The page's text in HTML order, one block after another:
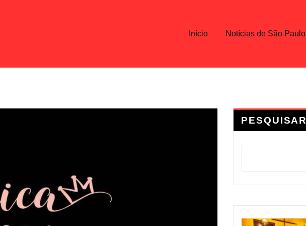
Início Notícias de São Paulo
PESQUISAR